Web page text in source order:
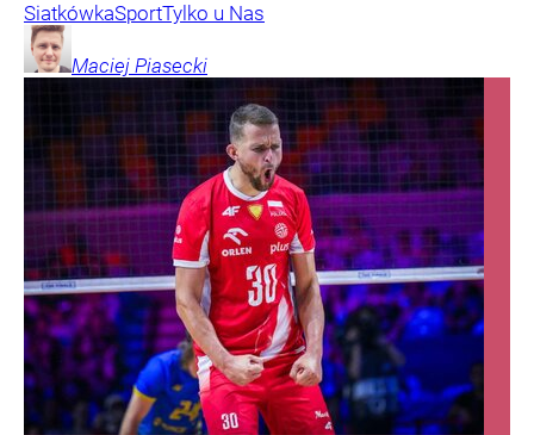
SiatkówkaSportTylko u Nas
Maciej Piasecki